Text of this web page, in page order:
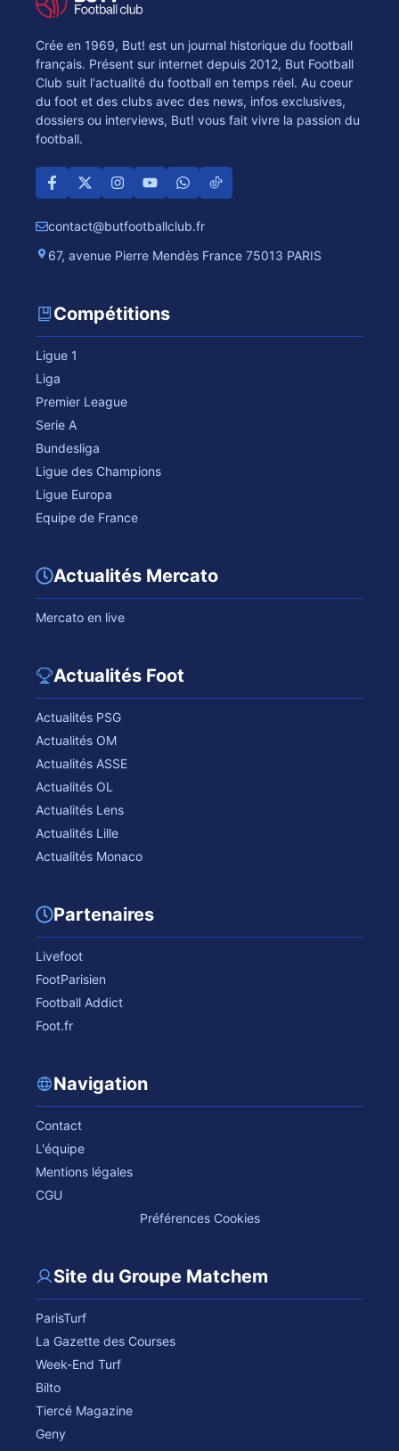
Crée en 1969, But! est un journal historique du football
français. Présent sur internet depuis 2012, But Football
Club suit l'actualité du football en temps réel. Au coeur
du foot et des clubs avec des news, infos exclusives,
dossiers ou interviews, But! vous fait vivre la passion du
football.
contact@butfootballclub.fr
67, avenue Pierre Mendès France 75013 PARIS
Compétitions
Ligue 1
Liga
Premier League
Serie A
Bundesliga
Ligue des Champions
Ligue Europa
Equipe de France
Actualités Mercato
Mercato en live
Actualités Foot
Actualités PSG
Actualités OM
Actualités ASSE
Actualités OL
Actualités Lens
Actualités Lille
Actualités Monaco
Partenaires
Livefoot
FootParisien
Football Addict
Foot.fr
Navigation
Contact
L'équipe
Mentions légales
CGU
Préférences Cookies
Site du Groupe Matchem
ParisTurf
La Gazette des Courses
Week-End Turf
Bilto
Tiercé Magazine
Geny